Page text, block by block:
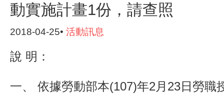
動實施計畫1份，請查照
2018-04-25• 活動訊息
說 明：
一、 依據勞動部本(107)年2月23日勞職